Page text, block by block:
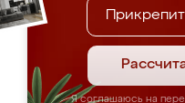
Я соглашаюсь на